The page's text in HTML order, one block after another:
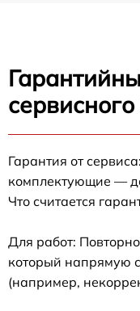
Гарантия от
комплектующие —
Что считается
Для работ:
который напрямую
(например,